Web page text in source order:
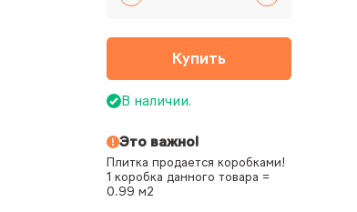
Купить
В наличии.
Это важно!
Плитка продается коробками!
1 коробка данного товара =
0.99 м2